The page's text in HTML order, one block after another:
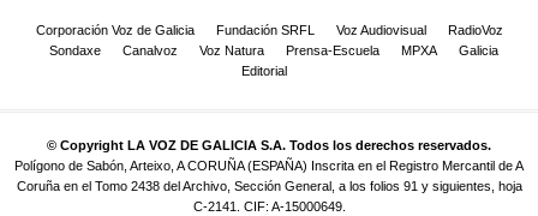
Corporación Voz de Galicia Fundación SRFL Voz Audiovisual
RadioVoz
Sondaxe
Canalvoz Voz Natura Prensa-Escuela MPXA
Galicia
Editorial
© Copyright LA VOZ DE GALICIA S.A. Todos los derechos reservados.
Polígono de Sabón, Arteixo, A CORUÑA (ESPAÑA) Inscrita en el Registro Mercantil de A
Coruña en el Tomo 2438 del Archivo, Sección General, a los folios 91 y siguientes, hoja
C-2141. CIF: A-15000649.